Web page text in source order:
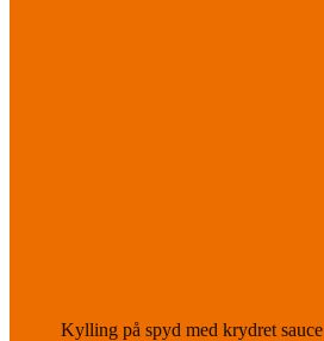
Kylling på spyd med krydret sauce